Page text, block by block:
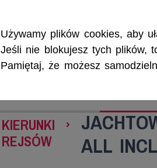
Używamy plików cookies, aby
Jeśli nie blokujesz tych plików,
Pamiętaj, że możesz
ALL
KIERUNKI
REJSÓW